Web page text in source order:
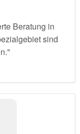
Beratung in
sind